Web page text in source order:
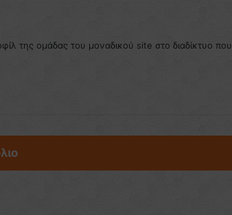
της ομάδας του μοναδικού site στο διαδίκτυο που